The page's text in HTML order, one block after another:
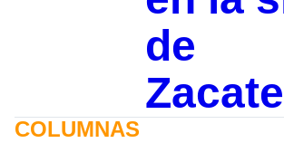
de
COLUMNAS